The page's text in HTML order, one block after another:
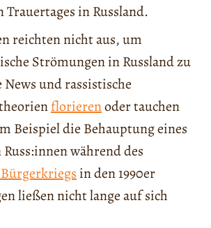
Trauertages in Russland.
reichten nicht aus, um
Strömungen in Russland zu
und rassistische
florierenoder tauchen
Beispiel die Behauptung eines
während des
in den 1990er
ließen nicht lange auf sich